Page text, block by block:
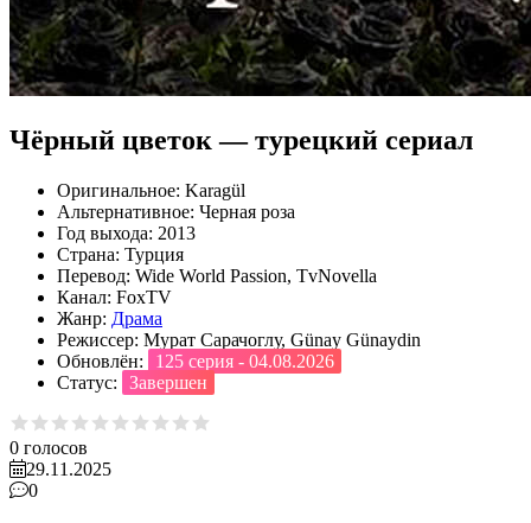
Чёрный цветок — турецкий сериал
Оригинальное: Karagül
Альтернативное: Черная роза
Год выхода: 2013
Страна: Турция
Перевод: Wide World Passion, TvNovella
Канал: FoxTV
Жанр: Драма
Режиссер: Мурат Сарачоглу, Günay Günaydin
Обновлён:
125 серия - 04.08.2026
Статус:
Завершен
0 голосов
29.11.2025
0